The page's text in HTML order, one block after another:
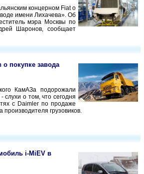
концерном Fiat о
имени Лихачева». Об
мэра Москвы по
Шаронов, сообщает
покупке завода
КамАЗа подорожали
слухи о том, что сегодня
с Daimler по продаже
производителя грузовиков.
i-MiEV в